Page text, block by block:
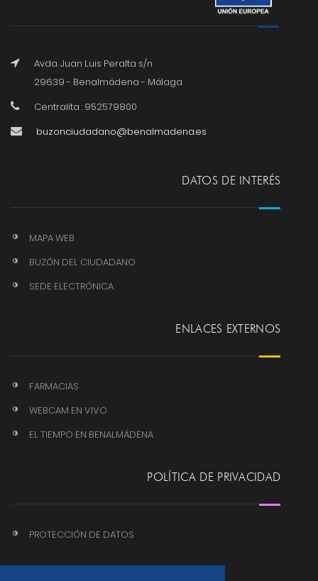
Avda. Juan Luis Peralta s/n
29639 - Benalmádena - Málaga
Centralita : 952579800
buzonciudadano@benalmadena.es
DATOS DE INTERÉS
MAPA WEB
BUZÓN DEL CIUDADANO
SEDE ELECTRÓNICA
ENLACES EXTERNOS
FARMACIAS
WEBCAM EN VIVO
EL TIEMPO EN BENALMÁDENA
POLÍTICA DE PRIVACIDAD
PROTECCIÓN DE DATOS